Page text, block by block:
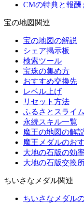
CMの特典と報酬
宝の地図関連
宝の地図の解説
シェア掲示板
検索ツール
宝珠の集め方
おすすめ交換先
レベル上げ
リセット方法
ふるさとスライ
永続スキル一覧
魔王の地図の解説
魔王メダルのお
大地の石版の効
大地の石版交換
ちいさなメダル関連
ちいさなメダル